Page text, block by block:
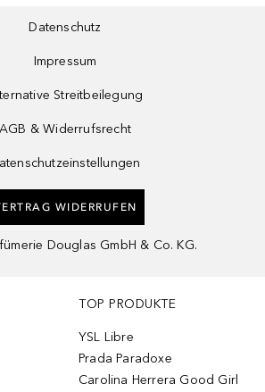
Datenschutz
Impressum
Streitbeilegung
AGB & Widerrufsrecht
WIDERRUFEN
Douglas GmbH & Co. KG.
TOP PRODUKTE
YSL Libre
Prada Paradoxe
Carolina Herrera Good Girl